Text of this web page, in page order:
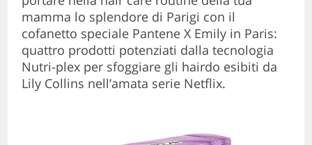
mamma lo splendore di Parigi con il
cofanetto speciale Pantene X Emily in Paris:
quattro prodotti potenziati dalla tecnologia
Nutri-plex per sfoggiare gli hairdo esibiti da
Lily Collins nell’amata serie Netflix.